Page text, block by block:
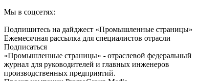
Мы в соцсетях:
Подпишитесь на дайджест «Промышленные страницы»
Ежемесячная рассылка для специалистов отрасли
Подписаться
«Промышленные страницы» - отраслевой федеральный
журнал для руководителей и главных инженеров
производственных предприятий.